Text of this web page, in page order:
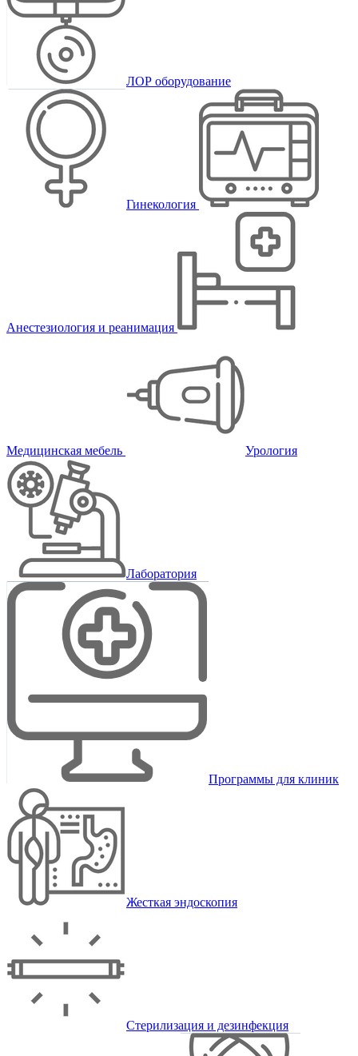
ЛОР оборудование
Гинекология
Анестезиология и реанимация
Медицинская мебель Урология
Лаборатория
Программы для клиник
Жесткая эндоскопия
Стерилизация и дезинфекция